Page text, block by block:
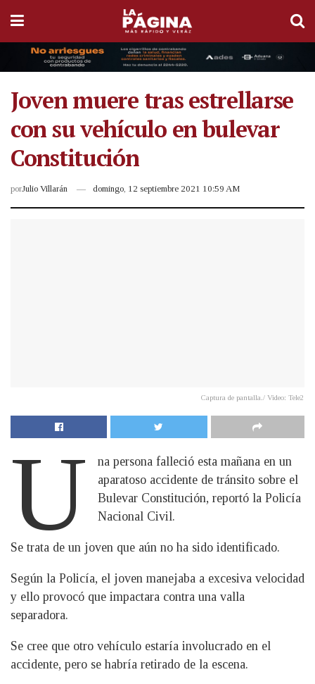
Joven muere tras estrellarse
con su vehículo en bulevar
Constitución
porJulio Villarán domingo, 12 septiembre 2021 10:59 AM
Captura de pantalla./ Video: Tele2
U
na persona falleció esta mañana en un
aparatoso accidente de tránsito sobre el
Bulevar Constitución, reportó la Policía
Nacional Civil.
Se trata de un joven que aún no ha sido identificado.
Según la Policía, el joven manejaba a excesiva velocidad
y ello provocó que impactara contra una valla
separadora.
Se cree que otro vehículo estaría involucrado en el
accidente, pero se habría retirado de la escena.